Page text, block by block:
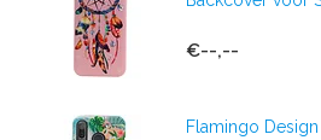
€--,--
Flamingo